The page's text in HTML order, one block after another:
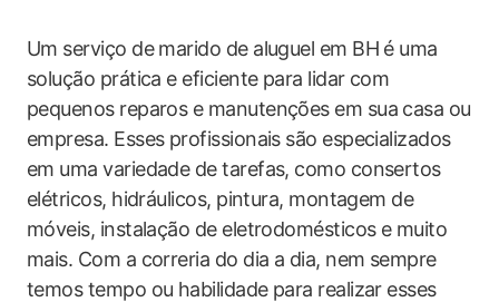
Um serviço de marido de aluguel em BH é uma
solução prática e eficiente para lidar com
pequenos reparos e manutenções em sua casa ou
empresa. Esses profissionais são especializados
em uma variedade de tarefas, como consertos
elétricos, hidráulicos, pintura, montagem de
móveis, instalação de eletrodomésticos e muito
mais. Com a correria do dia a dia, nem sempre
temos tempo ou habilidade para realizar esses